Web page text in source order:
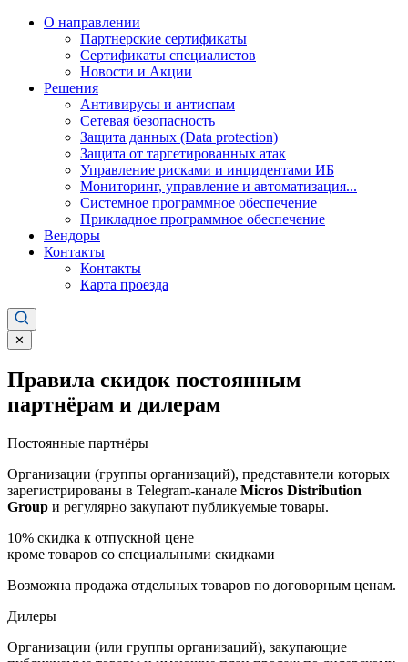
О направлении
Партнерские сертификаты
Сертификаты специалистов
Новости и Акции
Решения
Антивирусы и антиспам
Сетевая безопасность
Защита данных (Data protection)
Защита от таргетированных атак
Управление рисками и инцидентами ИБ
Мониторинг, управление и автоматизация...
Системное программное обеспечение
Прикладное программное обеспечение
Вендоры
Контакты
Контакты
Карта проезда
✕
Правила скидок постоянным
партнёрам и дилерам
Постоянные партнёры
Организации (группы организаций), представители которых
зарегистрированы в Telegram-канале Micros Distribution
Group и регулярно закупают публикуемые товары.
10% скидка к отпускной цене
кроме товаров со специальными скидками
Возможна продажа отдельных товаров по договорным ценам.
Дилеры
Организации (или группы организаций), закупающие